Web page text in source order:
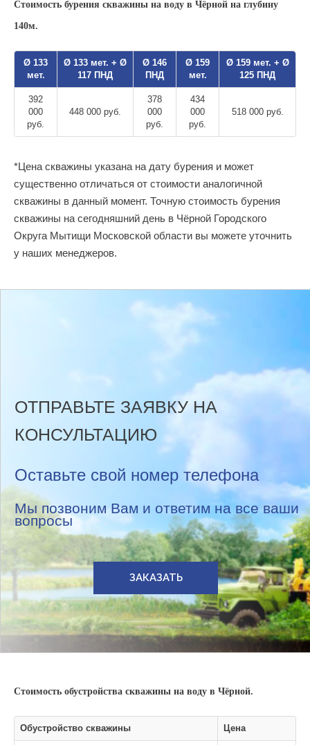
Стоимость бурения скважины на воду в Чёрной на глубину
140м.
Ø 133
мет.
Ø 133 мет. + Ø
117 ПНД
Ø 146
ПНД
Ø 159
мет.
Ø 159 мет. + Ø
125 ПНД
392
000
руб.
448 000 руб.
378
000
руб.
434
000
руб.
518 000 руб.
*Цена скважины указана на дату бурения и может
существенно отличаться от стоимости аналогичной
скважины в данный момент. Точную стоимость бурения
скважины на сегодняшний день в Чёрной Городского
Округа Мытищи Московской области вы можете уточнить
у наших менеджеров.
ОТПРАВЬТЕ ЗАЯВКУ НА
КОНСУЛЬТАЦИЮ
Оставьте свой номер телефона
Мы позвоним Вам и ответим на все ваши
вопросы
ЗАКАЗАТЬ
Стоимость обустройства скважины на воду в Чёрной.
Обустройство скважины Цена